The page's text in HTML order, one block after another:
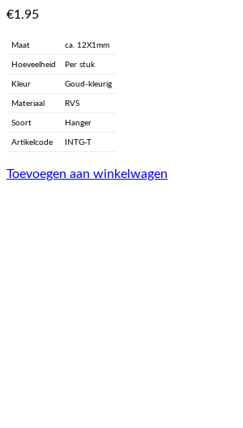
€1.95
Maat ca. 12X1mm
Hoeveelheid Per stuk
Kleur Goud-kleurig
Materiaal RVS
Soort Hanger
Artikelcode INTG-T
Toevoegen aan winkelwagen